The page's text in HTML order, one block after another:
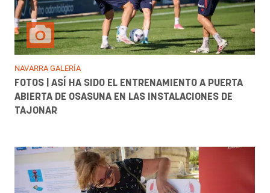
NAVARRA GALERÍA
FOTOS | ASÍ HA SIDO EL ENTRENAMIENTO A PUERTA
ABIERTA DE OSASUNA EN LAS INSTALACIONES DE
TAJONAR